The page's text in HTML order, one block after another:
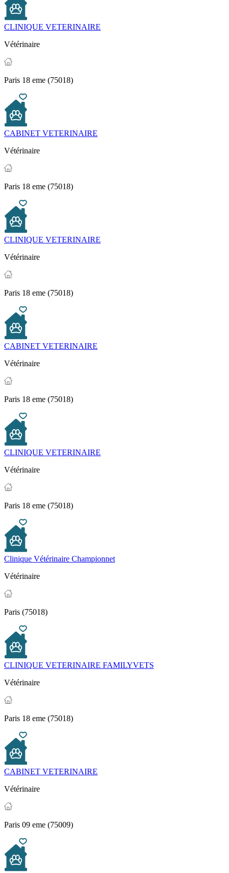
CLINIQUE VETERINAIRE
Vétérinaire
Paris 18 eme (75018)
CABINET VETERINAIRE
Vétérinaire
Paris 18 eme (75018)
CLINIQUE VETERINAIRE
Vétérinaire
Paris 18 eme (75018)
CABINET VETERINAIRE
Vétérinaire
Paris 18 eme (75018)
CLINIQUE VETERINAIRE
Vétérinaire
Paris 18 eme (75018)
Clinique Vétérinaire Championnet
Vétérinaire
Paris (75018)
CLINIQUE VETERINAIRE FAMILYVETS
Vétérinaire
Paris 18 eme (75018)
CABINET VETERINAIRE
Vétérinaire
Paris 09 eme (75009)